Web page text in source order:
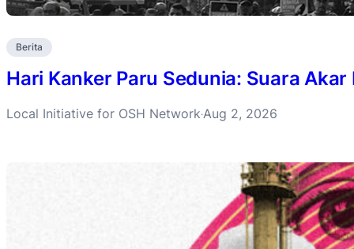
Berita
Hari Kanker Paru Sedunia: Suara
Local Initiative for OSH Network·Aug 2, 2026